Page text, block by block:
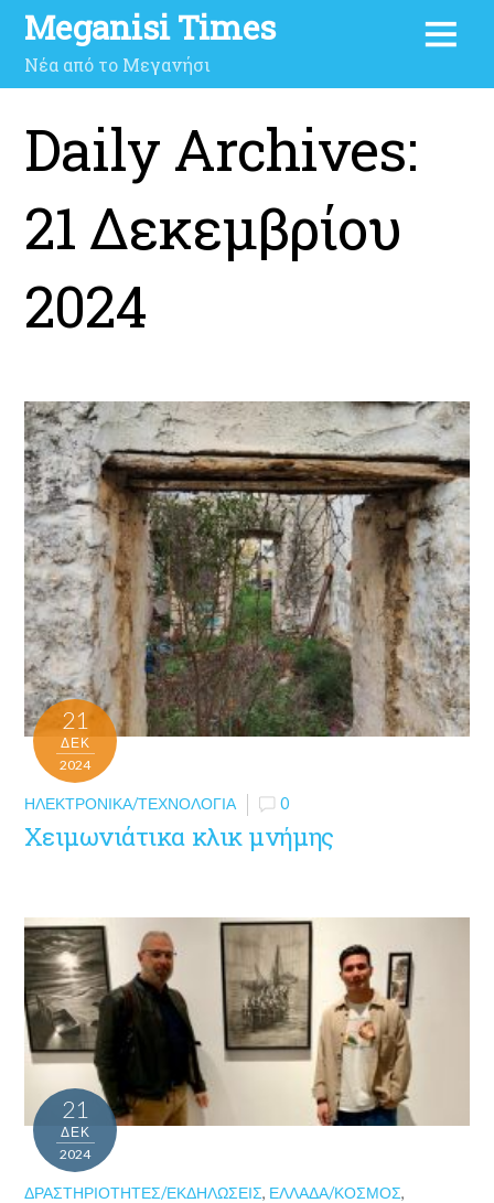
Meganisi Times
Νέα από το Μεγανήσι
Daily Archives:
21 Δεκεμβρίου
2024
21
ΔΕΚ
2024
ΗΛΕΚΤΡΟΝΙΚΆ/ΤΕΧΝΟΛΟΓΊΑ 0
Χειμωνιάτικα κλικ μνήμης
21
ΔΕΚ
2024
ΔΡΑΣΤΗΡΙΌΤΗΤΕΣ/ΕΚΔΗΛΏΣΕΙΣ, ΕΛΛΆΔΑ/ΚΌΣΜΟΣ,